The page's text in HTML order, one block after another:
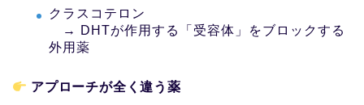
クラスコテロン
→ DHTが作用する「受容体」をブロックする
外用薬
アプローチが全く違う薬